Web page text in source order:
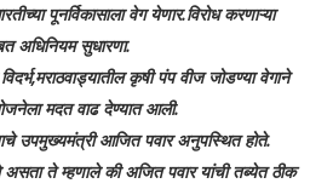
पूनर्विकासाला वेग येणार.विरोध करणाऱ्या
अधिनियम सुधारणा.
कृषी पंप वीज जोडण्या वेगाने
मदत वाढ देण्यात आली.
आजित पवार अनुपस्थित होते.
असता ते म्हणाले की अजित पवार यांची तब्येत ठीक